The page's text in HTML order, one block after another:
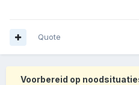
Quote
Voorbereid op